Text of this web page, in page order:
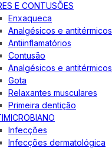
E CONTUSÕES
Enxaqueca
Analgésicos e antitérmicos
Antiinflamatórios
Contusão
Analgésicos e antitérmicos
Gota
Relaxantes musculares
Primeira dentição
Infecções
Infecções dermatológica